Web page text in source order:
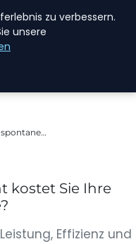
kostet Sie Ihre
Effizienz und
zu verbessern.
unsere